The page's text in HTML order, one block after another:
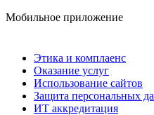
Мобильное приложение
Этика и комплаенс
Оказание услуг
Использование сайтов
Защита персональных
ИТ аккредитация